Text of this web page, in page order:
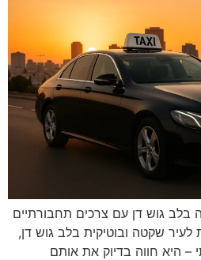
בלב גוש דן עם צרכים תחבורתיים
שקטה ובוטיקית בלב גוש דן,
היא חווה בדיוק את אותם